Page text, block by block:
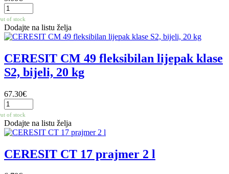
of stock
Dodajte na listu želja
CERESIT CM 49 fleksibilan lijepak klase
S2, bijeli, 20 kg
67.30€
of stock
Dodajte na listu želja
CERESIT CT 17 prajmer 2 l